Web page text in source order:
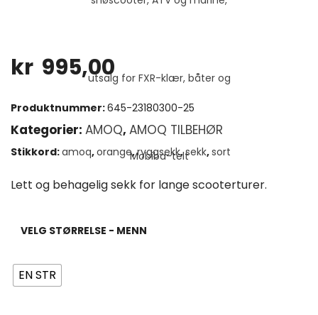
kr 995,00
Produktnummer:645-23180300-25
Kategorier: AMOQ, AMOQ TILBEHØR
Stikkord:amoq,orange,ryggsekk,sekk,sort
Lett og behagelig sekk for lange scooterturer.
VELG STØRRELSE - MENN
EN STR